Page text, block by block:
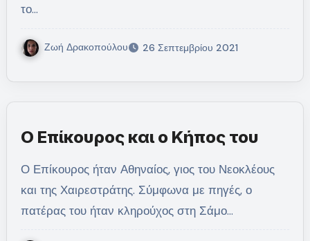
το…
Ζωή Δρακοπούλου 26 Σεπτεμβρίου 2021
Ο Επίκουρος και ο Κήπος του
Ο Επίκουρος ήταν Αθηναίος, γιος του Νεοκλέους
και της Χαιρεστράτης. Σύμφωνα με πηγές, ο
πατέρας του ήταν κληρούχος στη Σάμο…